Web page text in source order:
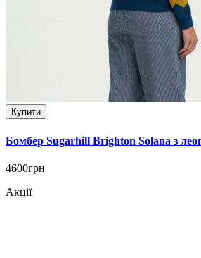
Купити
Бомбер Sugarhill Brighton Solana з
4600грн
Акції